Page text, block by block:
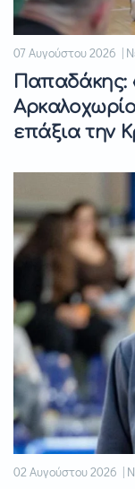
07 Αυγούστου 2026 |
Παπαδάκης:
επάξια την
02 Αυγούστου 2026 |